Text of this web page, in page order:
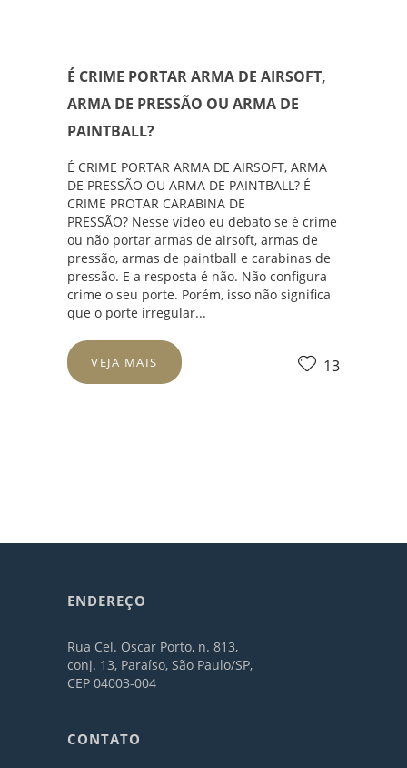
É CRIME PORTAR ARMA DE AIRSOFT,
ARMA DE PRESSÃO OU ARMA DE
PAINTBALL?
É CRIME PORTAR ARMA DE AIRSOFT, ARMA
DE PRESSÃO OU ARMA DE PAINTBALL? É
CRIME PROTAR CARABINA DE
PRESSÃO? Nesse vídeo eu debato se é crime
ou não portar armas de airsoft, armas de
pressão, armas de paintball e carabinas de
pressão. E a resposta é não. Não configura
crime o seu porte. Porém, isso não significa
que o porte irregular...
VEJA MAIS 13
ENDEREÇO
Rua Cel. Oscar Porto, n. 813,
conj. 13, Paraíso, São Paulo/SP,
CEP 04003-004
CONTATO